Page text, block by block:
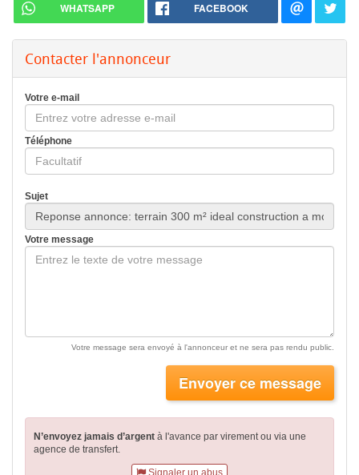
WHATSAPP FACEBOOK
Contacter l'annonceur
Votre e-mail
Téléphone
Sujet
Votre message
Votre message sera envoyé à l'annonceur et ne sera pas rendu public.
Envoyer ce message
N’envoyez jamais d’argent à l'avance par virementou via une
agence de transfert.
Signaler un abus